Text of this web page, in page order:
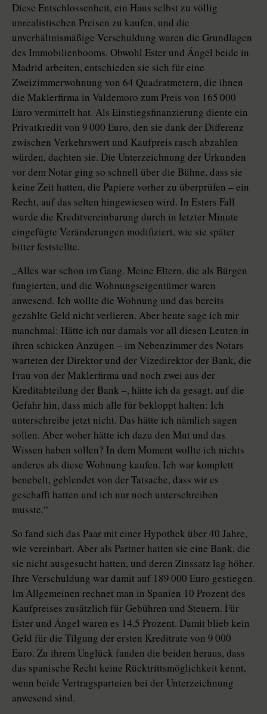
Diese Entschlossenheit, ein Haus selbst zu völlig
unrealistischen Preisen zu kaufen, und die
unverhältnismäßige Verschuldung waren die Grundlagen
des Immobilienbooms. Obwohl Ester und Ángel beide in
Madrid arbeiten, entschieden sie sich für eine
Zweizimmerwohnung von 64 Quadratmetern, die ihnen
die Maklerfirma in Valdemoro zum Preis von 165 000
Euro vermittelt hat. Als Einstiegsfinanzierung diente ein
Privatkredit von 9 000 Euro, den sie dank der Differenz
zwischen Verkehrswert und Kaufpreis rasch abzahlen
würden, dachten sie. Die Unterzeichnung der Urkunden
vor dem Notar ging so schnell über die Bühne, dass sie
keine Zeit hatten, die Papiere vorher zu überprüfen – ein
Recht, auf das selten hingewiesen wird. In Esters Fall
wurde die Kreditvereinbarung durch in letzter Minute
eingefügte Veränderungen modifiziert, wie sie später
bitter feststellte.
„Alles war schon im Gang. Meine Eltern, die als Bürgen
fungierten, und die Wohnungseigentümer waren
anwesend. Ich wollte die Wohnung und das bereits
gezahlte Geld nicht verlieren. Aber heute sage ich mir
manchmal: Hätte ich nur damals vor all diesen Leuten in
ihren schicken Anzügen – im Nebenzimmer des Notars
warteten der Direktor und der Vizedirektor der Bank, die
Frau von der Maklerfirma und noch zwei aus der
Kreditabteilung der Bank –, hätte ich da gesagt, auf die
Gefahr hin, dass mich alle für bekloppt halten: Ich
unterschreibe jetzt nicht. Das hätte ich nämlich sagen
sollen. Aber woher hätte ich dazu den Mut und das
Wissen haben sollen? In dem Moment wollte ich nichts
anderes als diese Wohnung kaufen. Ich war komplett
benebelt, geblendet von der Tatsache, dass wir es
geschafft hatten und ich nur noch unterschreiben
musste.“
So fand sich das Paar mit einer Hypothek über 40 Jahre,
wie vereinbart. Aber als Partner hatten sie eine Bank, die
sie nicht ausgesucht hatten, und deren Zinssatz lag höher.
Ihre Verschuldung war damit auf 189 000 Euro gestiegen.
Im Allgemeinen rechnet man in Spanien 10 Prozent des
Kaufpreises zusätzlich für Gebühren und Steuern. Für
Ester und Ángel waren es 14,5 Prozent. Damit blieb kein
Geld für die Tilgung der ersten Kreditrate von 9 000
Euro. Zu ihrem Unglück fanden die beiden heraus, dass
das spanische Recht keine Rücktrittsmöglichkeit kennt,
wenn beide Vertragsparteien bei der Unterzeichnung
anwesend sind.